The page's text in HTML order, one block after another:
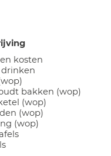
kosten
bakken (wop)
(wop)
(wop)
(wop)